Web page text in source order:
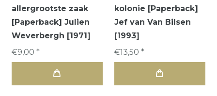
allergrootste zaak
[Paperback] Julien
Weverbergh [1971]
€9,00 *
kolonie [Paperback]
Jef van Van Bilsen
[1993]
€13,50 *